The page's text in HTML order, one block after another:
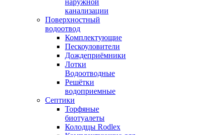
наружной
канализации
Поверхностный
водоотвод
Комплектующие
Пескоуловители
Дождеприёмники
Лотки
Водоотводные
Решётки
водоприемные
Септики
Торфяные
биотуалеты
Колодцы Rodlex